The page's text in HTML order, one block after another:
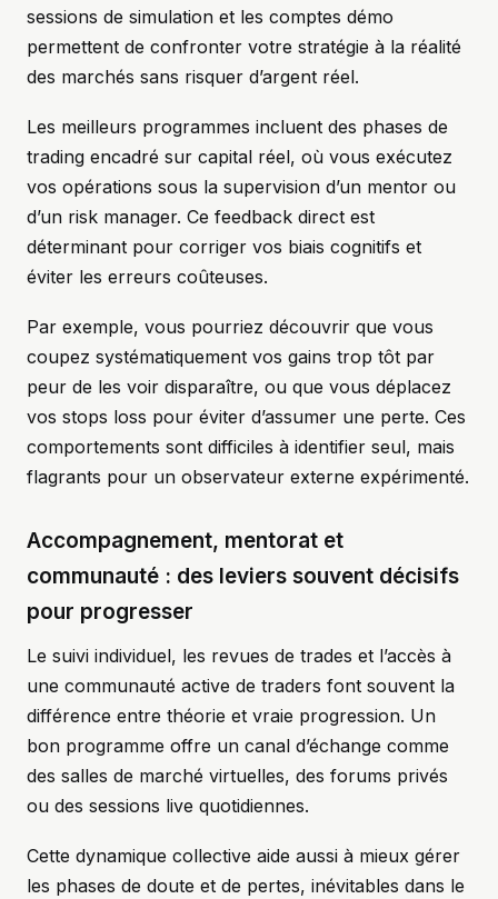
sessions de simulation et les comptes démo
permettent de confronter votre stratégie à la réalité
des marchés sans risquer d’argent réel.
Les meilleurs programmes incluent des phases de
trading encadré sur capital réel, où vous exécutez
vos opérations sous la supervision d’un mentor ou
d’un risk manager. Ce feedback direct est
déterminant pour corriger vos biais cognitifs et
éviter les erreurs coûteuses.
Par exemple, vous pourriez découvrir que vous
coupez systématiquement vos gains trop tôt par
peur de les voir disparaître, ou que vous déplacez
vos stops loss pour éviter d’assumer une perte. Ces
comportements sont difficiles à identifier seul, mais
flagrants pour un observateur externe expérimenté.
Accompagnement, mentorat et
communauté : des leviers souvent décisifs
pour progresser
Le suivi individuel, les revues de trades et l’accès à
une communauté active de traders font souvent la
différence entre théorie et vraie progression. Un
bon programme offre un canal d’échange comme
des salles de marché virtuelles, des forums privés
ou des sessions live quotidiennes.
Cette dynamique collective aide aussi à mieux gérer
les phases de doute et de pertes, inévitables dans le